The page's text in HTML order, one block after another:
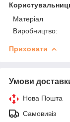
Матеріал
Виробництво:
Приховати
Умови
Нова Пошта
Самовивіз